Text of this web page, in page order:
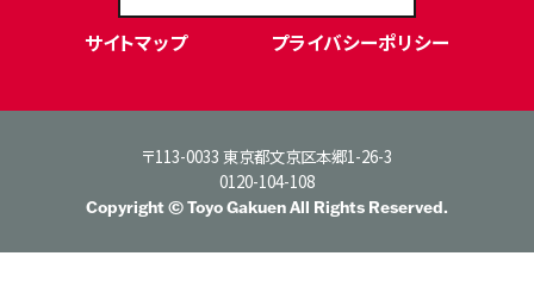
サイトマップ プライバシーポリシー
〒113-0033 東京都文京区本郷1-26-3
0120-104-108
Copyright © Toyo Gakuen All Rights Reserved.